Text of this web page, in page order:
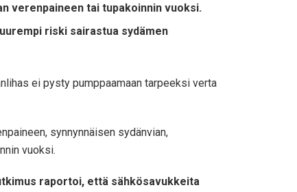
verenpaineen tai tupakoinnin vuoksi.
riski sairastua sydämen
ei pysty pumppaamaan tarpeeksi verta
synnynnäisen sydänvian,
vuoksi.
raportoi, että sähkösavukkeita